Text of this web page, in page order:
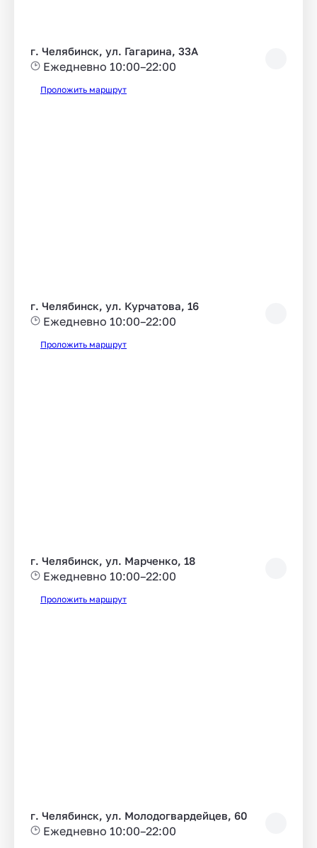
г. Челябинск, ул. Гагарина, 33А
Ежедневно 10:00–22:00
Проложить маршрут
г. Челябинск, ул. Курчатова, 16
Ежедневно 10:00–22:00
Проложить маршрут
г. Челябинск, ул. Марченко, 18
Ежедневно 10:00–22:00
Проложить маршрут
г. Челябинск, ул. Молодогвардейцев, 60
Ежедневно 10:00–22:00